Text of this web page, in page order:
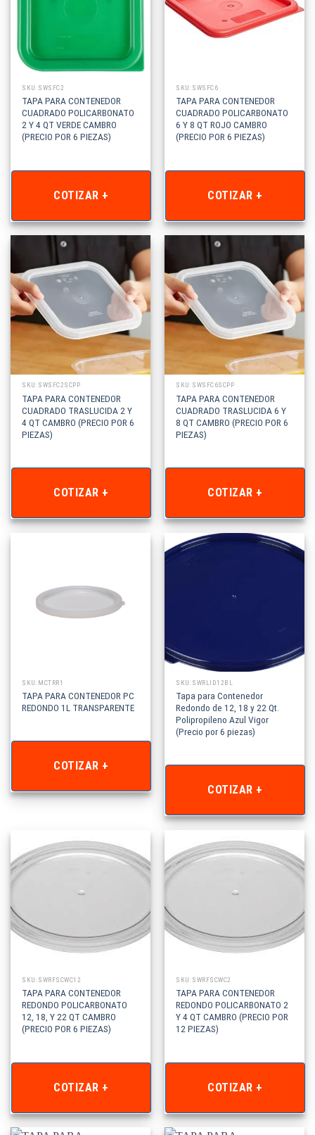
SKU: SWSFC2
TAPA PARA CONTENEDOR
CUADRADO POLICARBONATO
2 Y 4 QT VERDE CAMBRO
(PRECIO POR 6 PIEZAS)
COTIZAR +
SKU: SWSFC6
TAPA PARA CONTENEDOR
CUADRADO POLICARBONATO
6 Y 8 QT ROJO CAMBRO
(PRECIO POR 6 PIEZAS)
COTIZAR +
SKU: SWSFC2SCPP
TAPA PARA CONTENEDOR
CUADRADO TRASLUCIDA 2 Y
4 QT CAMBRO (PRECIO POR 6
PIEZAS)
COTIZAR +
SKU: SWSFC6SCPP
TAPA PARA CONTENEDOR
CUADRADO TRASLUCIDA 6 Y
8 QT CAMBRO (PRECIO POR 6
PIEZAS)
COTIZAR +
SKU: MCTRR1
TAPA PARA CONTENEDOR PC
REDONDO 1L TRANSPARENTE
COTIZAR +
SKU: SWRLID12BL
Tapa para Contenedor
Redondo de 12, 18 y 22 Qt.
Polipropileno Azul Vigor
(Precio por 6 piezas)
COTIZAR +
SKU: SWRFSCWC12
TAPA PARA CONTENEDOR
REDONDO POLICARBONATO
12, 18, Y 22 QT CAMBRO
(PRECIO POR 6 PIEZAS)
COTIZAR +
SKU: SWRFSCWC2
TAPA PARA CONTENEDOR
REDONDO POLICARBONATO 2
Y 4 QT CAMBRO (PRECIO POR
12 PIEZAS)
COTIZAR +